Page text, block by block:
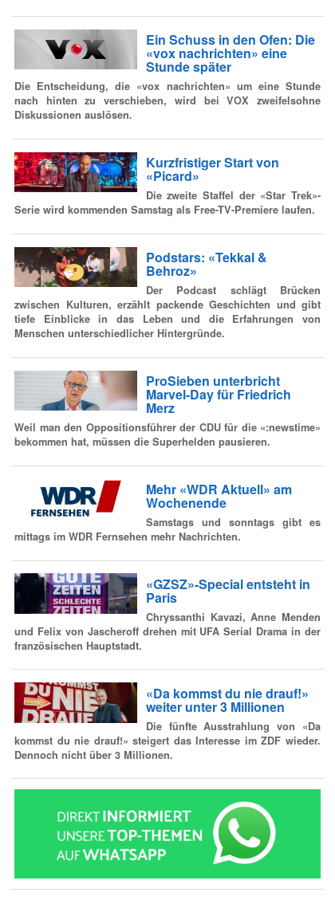
Ein Schuss in den Ofen: Die
«vox nachrichten» eine
Stunde später
Die Entscheidung, die «vox nachrichten» um eine Stunde
nach hinten zu verschieben, wird bei VOX zweifelsohne
Diskussionen auslösen.
Kurzfristiger Start von
«Picard»
Die zweite Staffel der «Star Trek»-
Serie wird kommenden Samstag als Free-TV-Premiere laufen.
Podstars: «Tekkal &
Behroz»
Der Podcast schlägt Brücken
zwischen Kulturen, erzählt packende Geschichten und gibt
tiefe Einblicke in das Leben und die Erfahrungen von
Menschen unterschiedlicher Hintergründe.
ProSieben unterbricht
Marvel-Day für Friedrich
Merz
Weil man den Oppositionsführer der CDU für die «:newstime»
bekommen hat, müssen die Superhelden pausieren.
Mehr «WDR Aktuell» am
Wochenende
Samstags und sonntags gibt es
mittags im WDR Fernsehen mehr Nachrichten.
«GZSZ»-Special entsteht in
Paris
Chryssanthi Kavazi, Anne Menden
und Felix von Jascheroff drehen mit UFA Serial Drama in der
französischen Hauptstadt.
«Da kommst du nie drauf!»
weiter unter 3 Millionen
Die fünfte Ausstrahlung von «Da
kommst du nie drauf!» steigert das Interesse im ZDF wieder.
Dennoch nicht über 3 Millionen.